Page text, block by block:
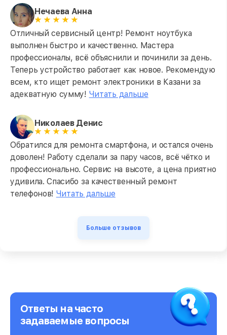
Нечаева Анна
Отличный сервисный центр! Ремонт ноутбука
выполнен быстро и качественно. Мастера
профессионалы, всё объяснили и починили за день.
Теперь устройство работает как новое. Рекомендую
всем, кто ищет ремонт электроники в Казани за
адекватную сумму! Читать дальше
Николаев Денис
Обратился для ремонта смартфона, и остался очень
доволен! Работу сделали за пару часов, всё чётко и
профессионально. Сервис на высоте, а цена приятно
удивила. Спасибо за качественный ремонт
телефонов! Читать дальше
Больше отзывов
Ответы на часто
задаваемые вопросы